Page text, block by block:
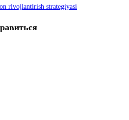
rivojlantirish strategiyasi